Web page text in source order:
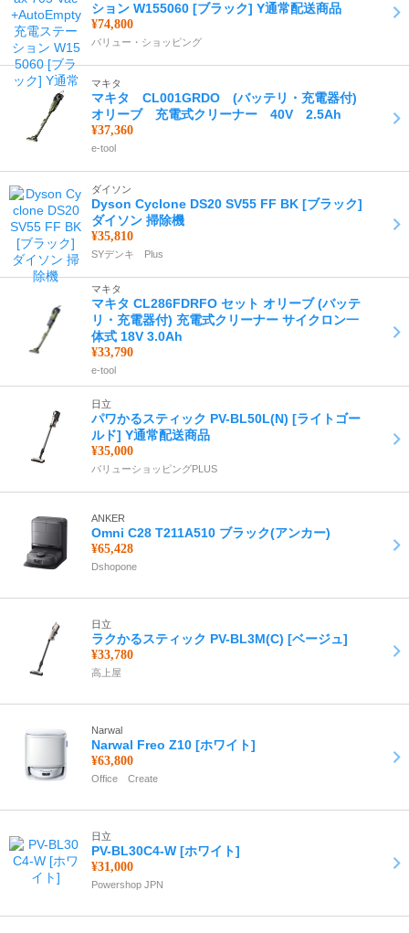
ション W155060 [ブラック] Y通常配送商品
¥74,800
バリュー・ショッピング
マキタ
マキタ CL001GRDO (バッテリ・充電器付)
オリーブ 充電式クリーナー 40V 2.5Ah
¥37,360
e-tool
ダイソン
Dyson Cyclone DS20 SV55 FF BK [ブラック]
ダイソン 掃除機
¥35,810
SYデンキ Plus
マキタ
マキタ CL286FDRFO セット オリーブ (バッテ
リ・充電器付) 充電式クリーナー サイクロン一
体式 18V 3.0Ah
¥33,790
e-tool
日立
パワかるスティック PV-BL50L(N) [ライトゴー
ルド] Y通常配送商品
¥35,000
バリューショッピングPLUS
ANKER
Omni C28 T211A510 ブラック(アンカー)
¥65,428
Dshopone
日立
ラクかるスティック PV-BL3M(C) [ベージュ]
¥33,780
高上屋
Narwal
Narwal Freo Z10 [ホワイト]
¥63,800
Office Create
日立
PV-BL30C4-W [ホワイト]
¥31,000
Powershop JPN